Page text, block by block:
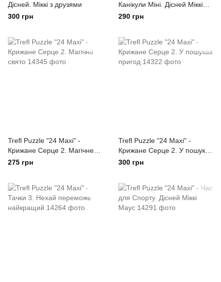
Дісней. Міккі з друзями
300 грн
Канікули Міні. Дісней Міккі
Маус
290 грн
Trefl Puzzle "24 Maxi" -
Крижане Серце 2. Магічне
свято
275 грн
Trefl Puzzle "24 Maxi" -
Крижане Серце 2. У пошуках
пригод
300 грн